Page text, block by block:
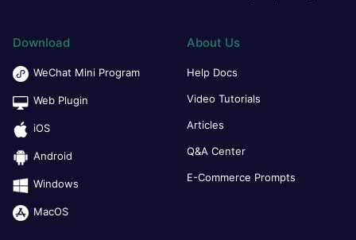
Download
WeChat Mini Program
Web Plugin
iOS
Android
Windows
MacOS
About Us
Help Docs
Video Tutorials
Articles
Q&A Center
E-Commerce Prompts